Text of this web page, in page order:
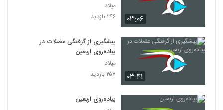
۰۳:۰۶
میلاد
۲۴۶ بازدید
۰۳:۴۱
پیشگیری از گرفتگی عضلات در
پیاده‌روی اربعین
میلاد
۲۵۷ بازدید
پیاده‌روی اربعین